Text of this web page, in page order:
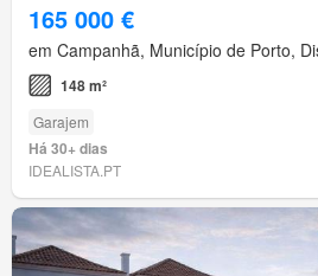
165 000 €
em Campanhã, Município de Porto,
148 m²
Garajem
Há 30+ dias
IDEALISTA.PT